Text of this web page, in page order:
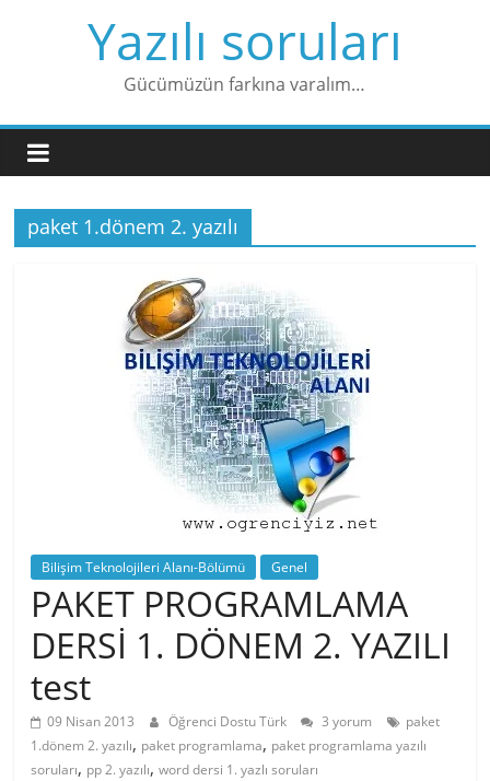
Yazılı soruları
Gücümüzün farkına varalım…
paket 1.dönem 2. yazılı
Bilişim Teknolojileri Alanı-Bölümü Genel
PAKET PROGRAMLAMA
DERSİ 1. DÖNEM 2. YAZILI
test
09 Nisan 2013 Öğrenci Dostu Türk 3 yorum
paket
1.dönem 2. yazılı, paket programlama, paket programlama yazılı
soruları, pp 2. yazılı,word dersi 1. yazlı soruları